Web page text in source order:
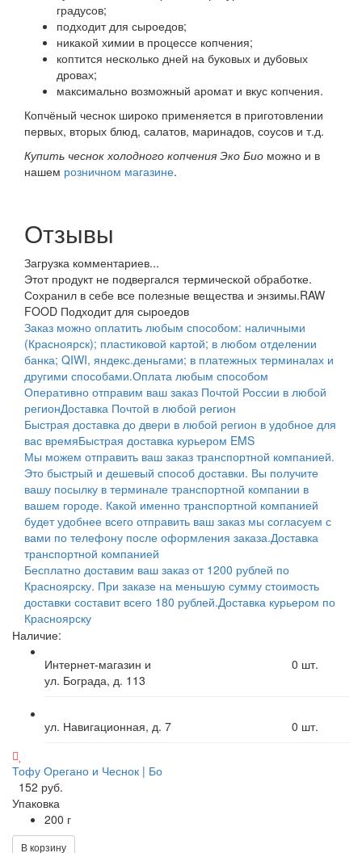
градусов;
подходит для сыроедов;
никакой химии в процессе копчения;
коптится несколько дней на буковых и дубовых
дровах;
максимально возможный аромат и вкус копчения.
Копчёный чеснок широко применяется в приготовлении
первых, вторых блюд, салатов, маринадов, соусов и т.д.
Купить чеснок холодного копчения Эко Био можно и в
нашем розничном магазине.
Отзывы
Загрузка комментариев...
Этот продукт не подвергался термической обработке.
Сохранил в себе все полезные вещества и энзимы.RAW
FOOD Подходит для сыроедов
Заказ можно оплатить любым способом: наличными
(Красноярск); пластиковой картой; в любом отделении
банка; QIWI, яндекс.деньгами; в платежных терминалах и
другими способами.Оплата любым способом
Оперативно отправим ваш заказ Почтой России в любой
регионДоставка Почтой в любой регион
Быстрая доставка до двери в любой регион в удобное для
вас времяБыстрая доставка курьером EMS
Мы можем отправить ваш заказ транспортной компанией.
Это быстрый и дешевый способ доставки. Вы получите
вашу посылку в терминале транспортной компании в
вашем городе. Какой именно транспортной компанией
будет удобнее всего отправить ваш заказ мы согласуем с
вами по телефону после оформления заказа.Доставка
транспортной компанией
Бесплатно доставим ваш заказ от 1200 рублей по
Красноярску. При заказе на меньшую сумму стоимость
доставки составит всего 180 рублей.Доставка курьером по
Красноярску
Наличие:
Интернет-магазин и
ул. Бограда, д. 113
0 шт.
ул. Навигационная, д. 7 0 шт.
Тофу Орегано и Чеснок | Бо
152 руб.
Упаковка
200 г
В корзину